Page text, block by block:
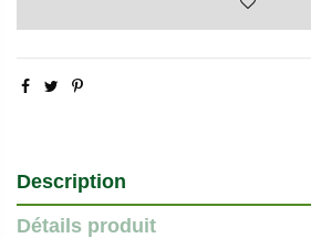
Description
Détails produit